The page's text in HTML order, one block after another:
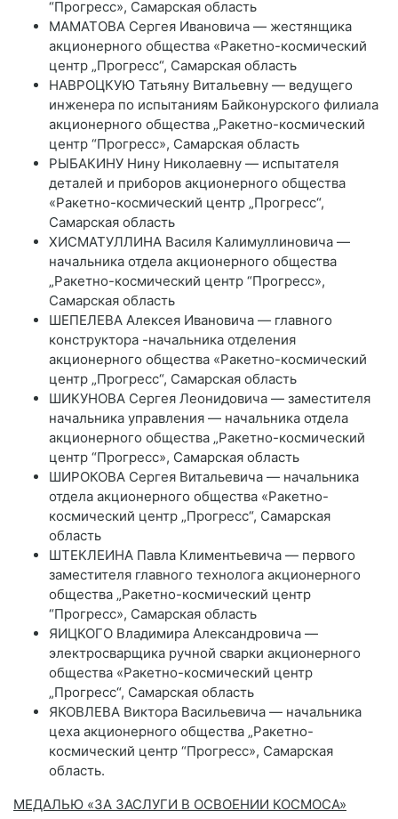
“Прогресс», Самарская область
МАМАТОВА Сергея Ивановича — жестянщика
акционерного общества «Ракетно-космический
центр „Прогресс“, Самарская область
НАВРОЦКУЮ Татьяну Витальевну — ведущего
инженера по испытаниям Байконурского филиала
акционерного общества „Ракетно-космический
центр “Прогресс», Самарская область
РЫБАКИНУ Нину Николаевну — испытателя
деталей и приборов акционерного общества
«Ракетно-космический центр „Прогресс“,
Самарская область
ХИСМАТУЛЛИНА Василя Калимуллиновича —
начальника отдела акционерного общества
„Ракетно-космический центр “Прогресс»,
Самарская область
ШЕПЕЛЕВА Алексея Ивановича — главного
конструктора -начальника отделения
акционерного общества «Ракетно-космический
центр „Прогресс“, Самарская область
ШИКУНОВА Сергея Леонидовича — заместителя
начальника управления — начальника отдела
акционерного общества „Ракетно-космический
центр “Прогресс», Самарская область
ШИРОКОВА Сергея Витальевича — начальника
отдела акционерного общества «Ракетно-
космический центр „Прогресс“, Самарская
область
ШТЕКЛЕИНА Павла Климентьевича — первого
заместителя главного технолога акционерного
общества „Ракетно-космический центр
“Прогресс», Самарская область
ЯИЦКОГО Владимира Александровича —
электросварщика ручной сварки акционерного
общества «Ракетно-космический центр
„Прогресс“, Самарская область
ЯКОВЛЕВА Виктора Васильевича — начальника
цеха акционерного общества „Ракетно-
космический центр “Прогресс», Самарская
область.
МЕДАЛЬЮ «ЗА ЗАСЛУГИ В ОСВОЕНИИ КОСМОСА»